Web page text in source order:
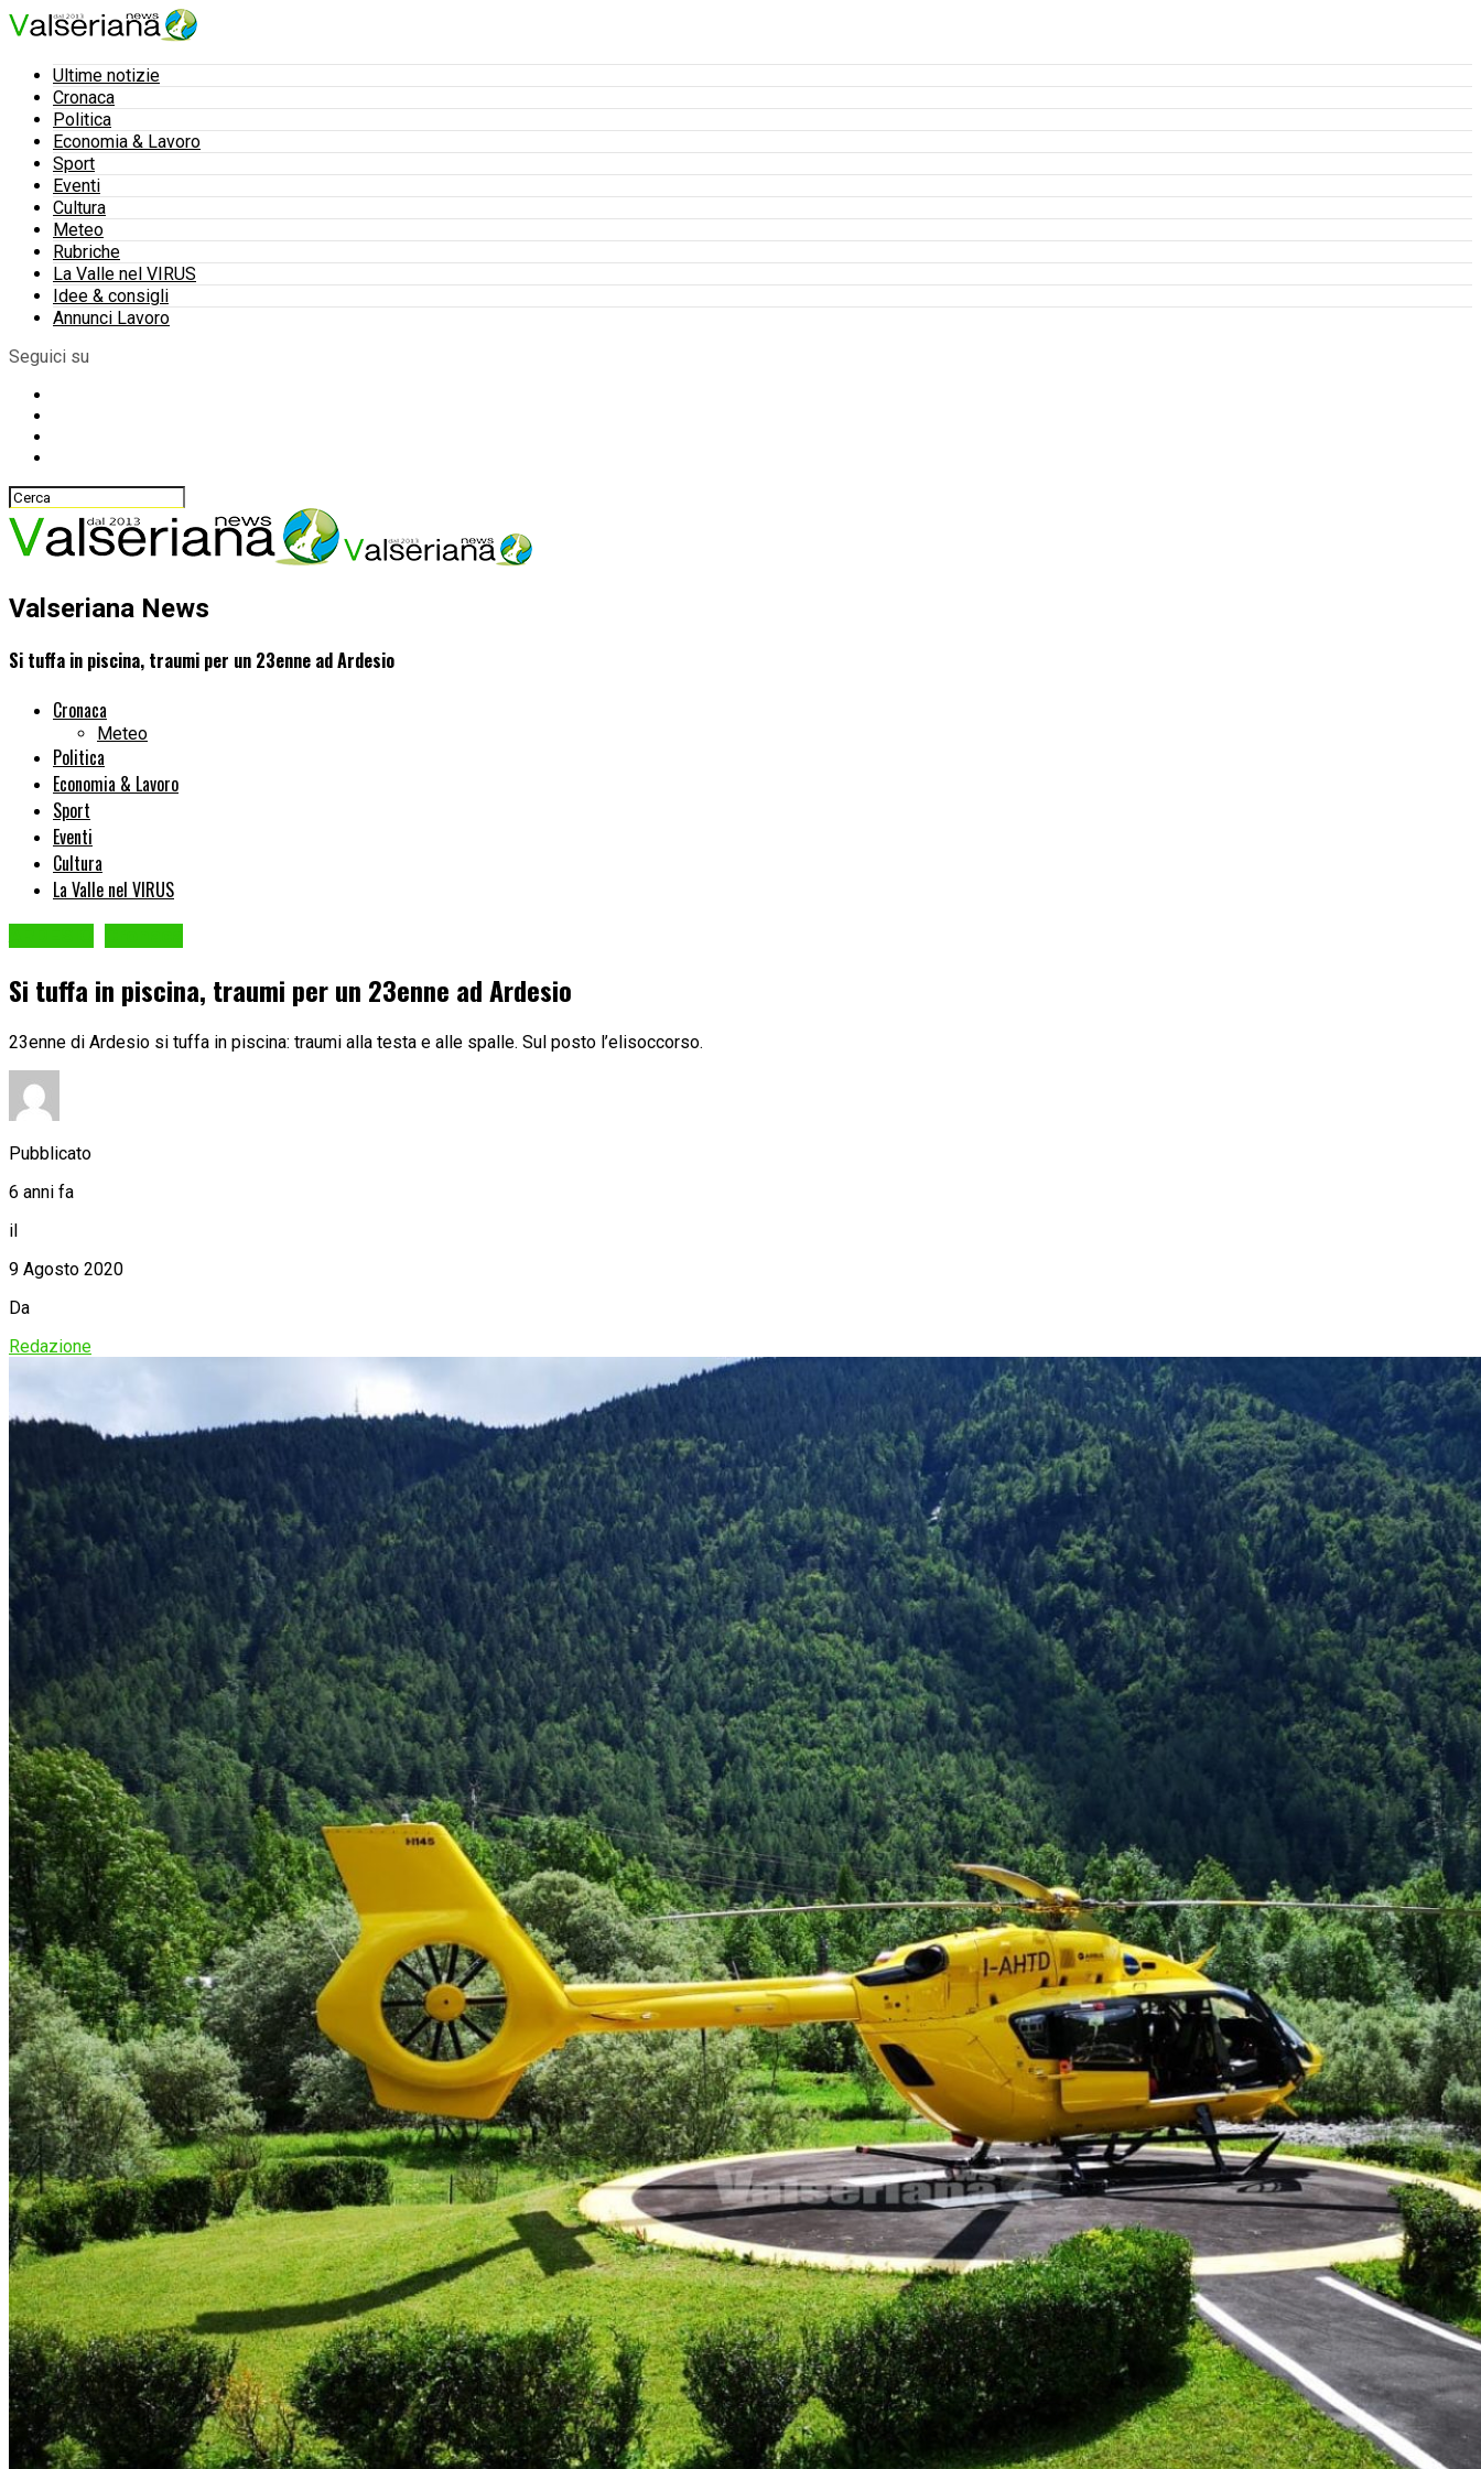
Ultime notizie
Cronaca
Politica
Economia & Lavoro
Sport
Eventi
Cultura
Meteo
Rubriche
La Valle nel VIRUS
Idee & consigli
Annunci Lavoro
Seguici su
Valseriana News
Si tuffa in piscina, traumi per un 23enne ad Ardesio
Cronaca
Meteo
Politica
Economia & Lavoro
Sport
Eventi
Cultura
La Valle nel VIRUS
Si tuffa in piscina, traumi per un 23enne ad Ardesio
23enne di Ardesio si tuffa in piscina: traumi alla testa e alle spalle. Sul posto l’elisoccorso.
Pubblicato
6 anni fa
il
9 Agosto 2020
Da
Redazione